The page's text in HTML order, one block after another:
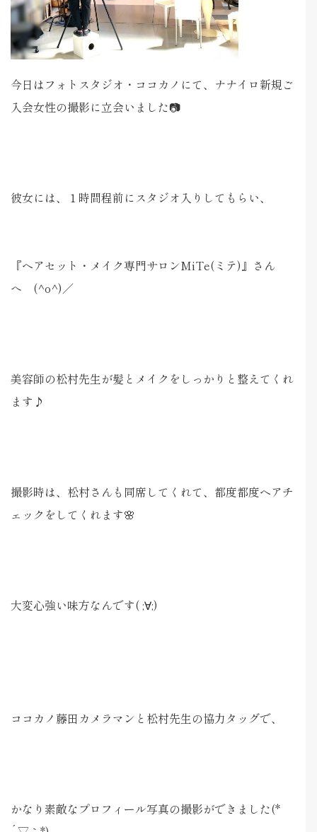
今日はフォトスタジオ・ココカノにて、ナナイロ新規ご
入会女性の撮影に立会いました📷
彼女には、１時間程前にスタジオ入りしてもらい、
『ヘアセット・メイク専門サロンMiTe(ミテ)』さん
へ (^o^)／
美容師の松村先生が髪とメイクをしっかりと整えてくれ
ます♪
撮影時は、松村さんも同席してくれて、都度都度ヘアチ
ェックをしてくれます🌸
大変心強い味方なんです( ;∀;)
ココカノ藤田カメラマンと松村先生の協力タッグで、
かなり素敵なプロフィール写真の撮影ができました(*